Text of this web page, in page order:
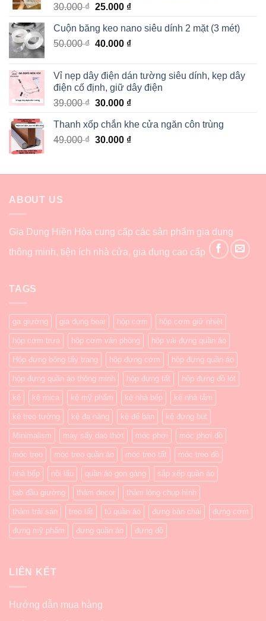
30.000₫ 25.000 ₫
Cuộn băng keo nano siêu dính 2 mặt (3 mét)
50.000₫ 40.000 ₫
Vỉ nẹp dây điện dán tường siêu dính, kẹp dây
điện cố định, giữ dây điện
39.000₫ 30.000 ₫
Thanh xốp chắn khe cửa ngăn côn trùng
49.000₫ 30.000 ₫
ABOUT US
Gia Dụng Hiền Hòa cung cấp các sản phẩm gia dụng
thông minh, tiện ích nhà cửa, gia dụng cao cấp
TAGS
ga giường gia dụng bear hộp cơm hộp cơm giữ nhiệt
hộp cơm trưa hộp cơm văn phòng hộp vải đựng quần áo
Hộp đựng bông tẩy trang hộp đựng cơm hộp đựng quần áo
hộp đựng quần áo thông minh hộp đựng tất hộp đựng đồ lót
kệ kệ mica kệ mỹ phẩm kệ nhà bếp kệ nhà tắm
kệ treo tường kệ đa năng kệ để bàn kệ đựng bút
Minimalism máy sấy dao thớt móc phơi móc phơi đồ
móc treo móc treo quần áo móc treo tất móc treo đồ
nhà bếp nồi lẩu quần áo gọn gàng sắp xếp quần áo
tab đầu giường thảm decor thảm lông chụp hình
thảm trải sàn treo tất tủ quần áo đựng bàn chải đựng cơm
đựng mỹ phẩm đựng quần áo đựng đồ
LIÊN KẾT
Hướng dẫn mua hàng